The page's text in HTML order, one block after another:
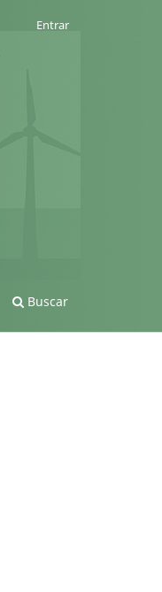
Buscar
Entrar